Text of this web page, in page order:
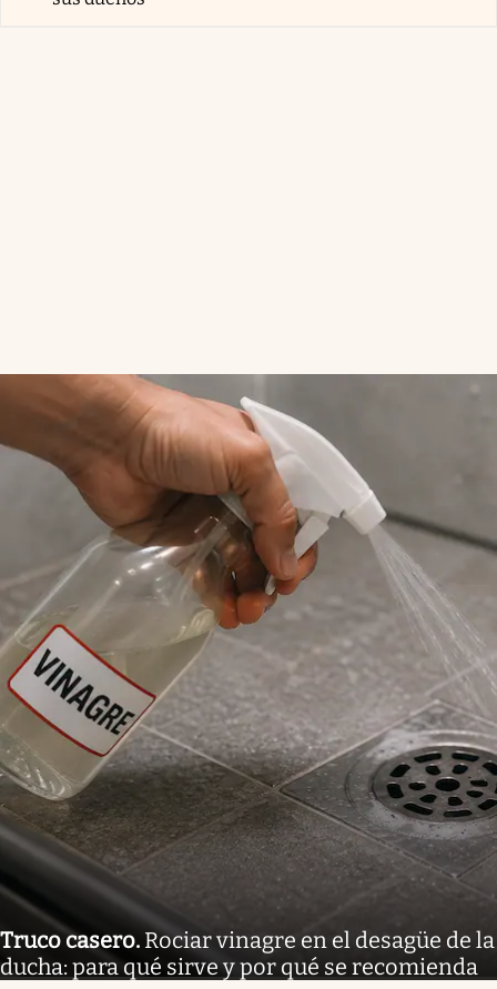
Truco casero. Rociar vinagre en el desagüe de la
ducha: para qué sirve y por qué se recomienda